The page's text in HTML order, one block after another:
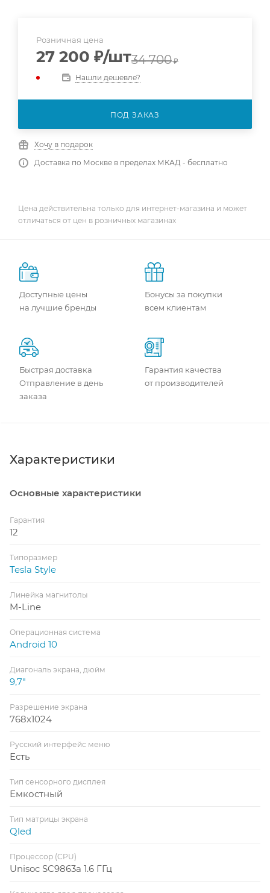
Розничная цена
27 200 ₽/шт34 700₽
Нашли дешевле?
ПОД ЗАКАЗ
Хочу в подарок
Доставка по Москве в пределах МКАД - бесплатно
Цена действительна только для интернет-магазина и может
отличаться от цен в розничных магазинах
Доступные цены
на лучшие бренды
Бонусы за покупки
всем клиентам
Быстрая доставка
Отправление в день
заказа
Гарантия качества
от производителей
Характеристики
Основные характеристики
Гарантия
12
Типоразмер
Tesla Style
Линейка магнитолы
M-Line
Операционная система
Android 10
Диагональ экрана, дюйм
9,7"
Разрешение экрана
768x1024
Русский интерфейс меню
Есть
Тип сенсорного дисплея
Емкостный
Тип матрицы экрана
Qled
Процессор (CPU)
Unisoc SC9863a 1.6 ГГц